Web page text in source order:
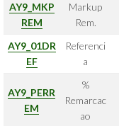
AY9_MKP
REM
Markup
Rem.
AY9_01DR
EF
Referenci
a
AY9_PERR
EM
%
Remarcac
ao